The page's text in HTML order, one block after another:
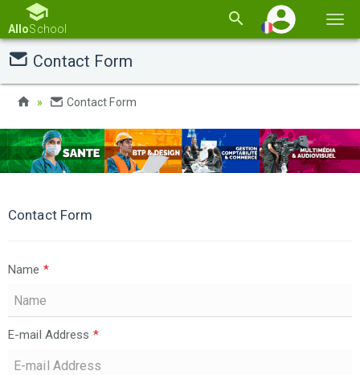
la
AlloSchool
Contact Form
Contact Form
Contact Form
Name *
E-mail Address *